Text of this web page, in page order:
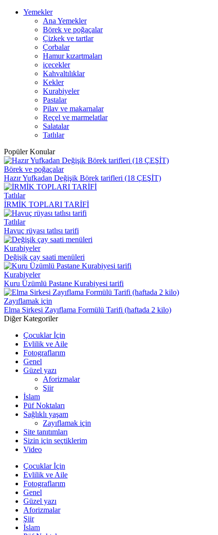
Yemekler
Ana Yemekler
Börek ve poğaçalar
Çizkek ve tartlar
Çorbalar
Hamur kızartmaları
içecekler
Kahvaltılıklar
Kekler
Kurabiyeler
Pastalar
Pilav ve makarnalar
Reçel ve marmelatlar
Salatalar
Tatlılar
Popüler Konular
Börek ve poğaçalar
Hazır Yufkadan Değişik Börek tarifleri (18 ÇEŞİT)
Tatlılar
İRMİK TOPLARI TARİFİ
Tatlılar
Havuç rüyası tatlısı tarifi
Kurabiyeler
Değişik çay saati menüleri
Kurabiyeler
Kuru Üzümlü Pastane Kurabiyesi tarifi
Zayıflamak için
Elma Sirkesi Zayıflama Formülü Tarifi (haftada 2 kilo)
Diğer Kategoriler
Çocuklar İçin
Evlilik ve Aile
Fotograflarım
Genel
Güzel yazı
Aforizmalar
Şiir
İslam
Püf Noktaları
Sağlıklı yaşam
Zayıflamak için
Site tanıtımları
Sizin için seçtiklerim
Video
Çocuklar İçin
Evlilik ve Aile
Fotograflarım
Genel
Güzel yazı
Aforizmalar
Şiir
İslam